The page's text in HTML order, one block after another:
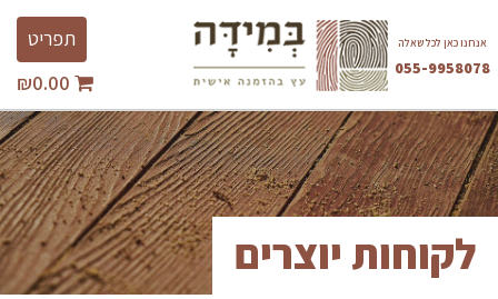
title סמן כותרות
settings צבע רקע
zoom_out זום (הקטנה)
zoom_in זום (הגדלה)
to
content
אנחנו כאן לכל שאלה
055-9958078
Toggle
תפריט
₪0.00
לקוחות יוצרים